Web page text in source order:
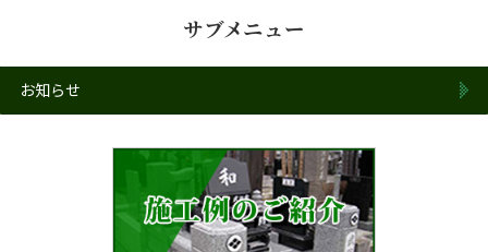
サブメニュー
お知らせ